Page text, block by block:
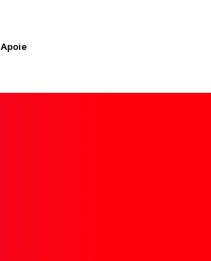
Apoie